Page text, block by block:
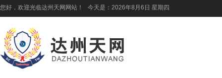
您好，欢迎光临达州天网网站！ 今天是： 2026年8月6日 星期四